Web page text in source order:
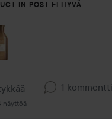
IN POST EI HYVÄ
1 kommentti
näyttöä